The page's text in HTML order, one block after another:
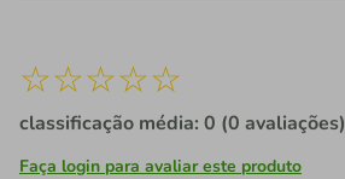
☆☆☆☆☆
classificação média: 0 (0 avaliações)
Faça login para avaliar este produto